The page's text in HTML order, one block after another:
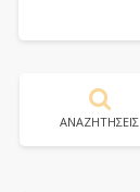
ΑΝΑΖΗΤΗΣΕΙΣ